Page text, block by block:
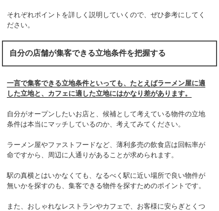
それぞれポイントを詳しく説明していくので、ぜひ参考にしてく
ださい。
自分の店舗が集客できる立地条件を把握する
一言で集客できる立地条件といっても、たとえばラーメン屋に適
した立地と、カフェに適した立地にはかなり差があります。
自分がオープンしたいお店と、候補として考えている物件の立地
条件は本当にマッチしているのか、考えてみてください。
ラーメン屋やファストフードなど、薄利多売の飲食店は回転率が
命ですから、周辺に人通りがあることが求められます。
駅の真横とはいかなくても、なるべく駅に近い場所で良い物件が
無いかを探すのも、集客できる物件を探すためのポイントです。
また、おしゃれなレストランやカフェで、お客様に安らぎとくつ